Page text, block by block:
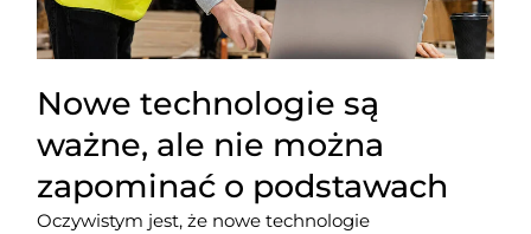
Nowe technologie są
ważne, ale nie można
zapominać o podstawach
Oczywistym jest, że nowe technologie